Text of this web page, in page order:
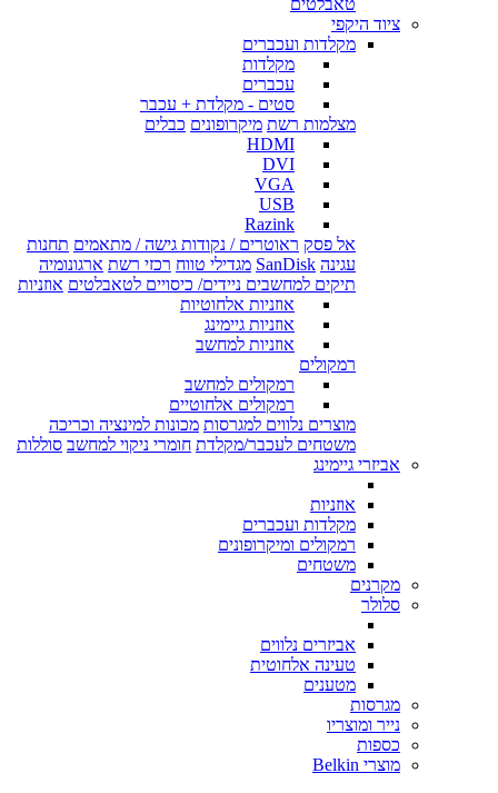
ציוד היקפי
מקלדות ועכברים
מקלדות
עכברים
סטים - מקלדת + עכבר
מצלמות רשת מיקרופונים כבלים
HDMI
DVI
VGA
USB
Razink
אל פסק ראוטרים / נקודות גישה / מתאמים תחנות
עגינה SanDisk מגדילי טווח רכזי רשת ארגונומיה
תיקים למחשבים ניידים/ כיסויים לטאבלטים אוזניות
אוזניות אלחוטיות
אוזניות גיימינג
אוזניות למחשב
רמקולים
רמקולים למחשב
רמקולים אלחוטיים
מוצרים נלווים למגרסות מכונות למינציה וכריכה
משטחים לעכבר/מקלדת חומרי ניקוי למחשב סוללות
אביזרי גיימינג
אוזניות
מקלדות ועכברים
רמקולים ומיקרופונים
משטחים
מקרנים
סלולר
אביזרים נלווים
טעינה אלחוטית
מטענים
מגרסות
נייר ומוצריו
כספות
מוצרי Belkin